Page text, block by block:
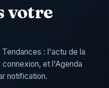
votre
: l'actu de la
connexion, et l'Agenda
notification.